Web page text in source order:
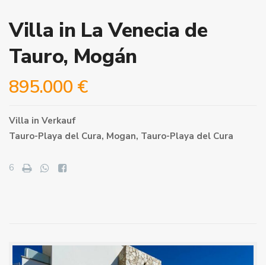
Villa in La Venecia de
Tauro, Mogán
895.000 €
Villa in Verkauf
Tauro-Playa del Cura, Mogan, Tauro-Playa del Cura
6